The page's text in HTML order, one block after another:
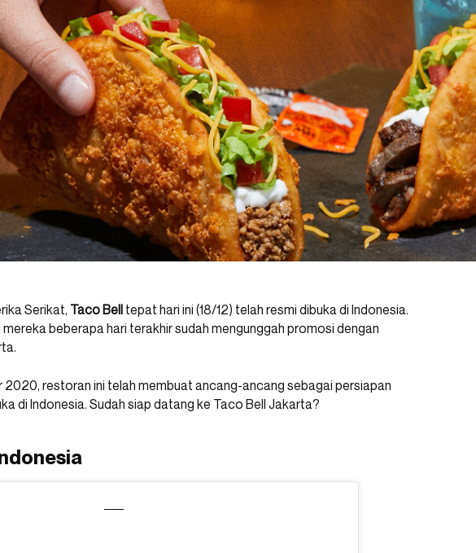
Serikat, Taco Bell tepat hari ini (18/12) telah resmi dibuka di Indonesia.
mereka beberapa hari terakhir sudah mengunggah promosi dengan
restoran ini telah membuat ancang-ancang sebagai persiapan
di Indonesia. Sudah siap datang ke Taco Bell Jakarta?